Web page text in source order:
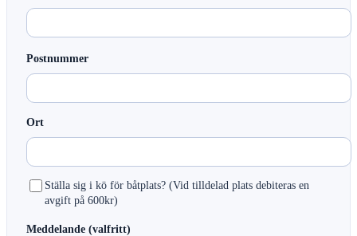
Postnummer
Ort
Ställa sig i kö för båtplats? (Vid tilldelad plats debiteras en
avgift på 600kr)
Meddelande (valfritt)